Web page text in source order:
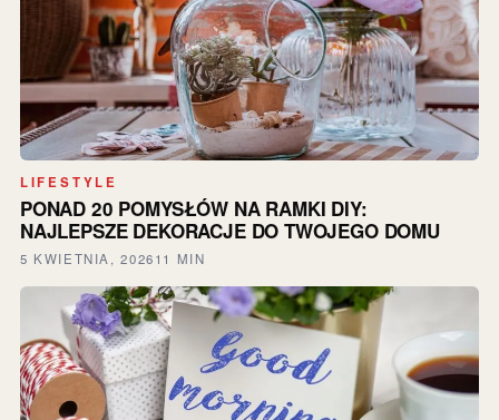
LIFESTYLE
PONAD 20 POMYSŁÓW NA RAMKI DIY:
NAJLEPSZE DEKORACJE DO TWOJEGO DOMU
5 KWIETNIA, 202611 MIN